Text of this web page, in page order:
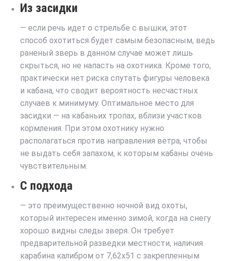
Из засидки
— если речь идет о стрельбе с вышки, этот
способ охотиться будет самым безопасным, ведь
раненый зверь в данном случае может лишь
скрыться, но не напасть на охотника. Кроме того,
практически нет риска спутать фигуры человека
и кабана, что сводит вероятность несчастных
случаев к минимуму. Оптимальное место для
засидки — на кабаньих тропах, вблизи участков
кормления. При этом охотнику нужно
располагаться против направления ветра, чтобы
не выдать себя запахом, к которым кабаны очень
чувствительным.
С подхода
— это преимущественно ночной вид охоты,
который интересен именно зимой, когда на снегу
хорошо видны следы зверя. Он требует
предварительной разведки местности, наличия
карабина калибром от 7,62х51 с закрепленным